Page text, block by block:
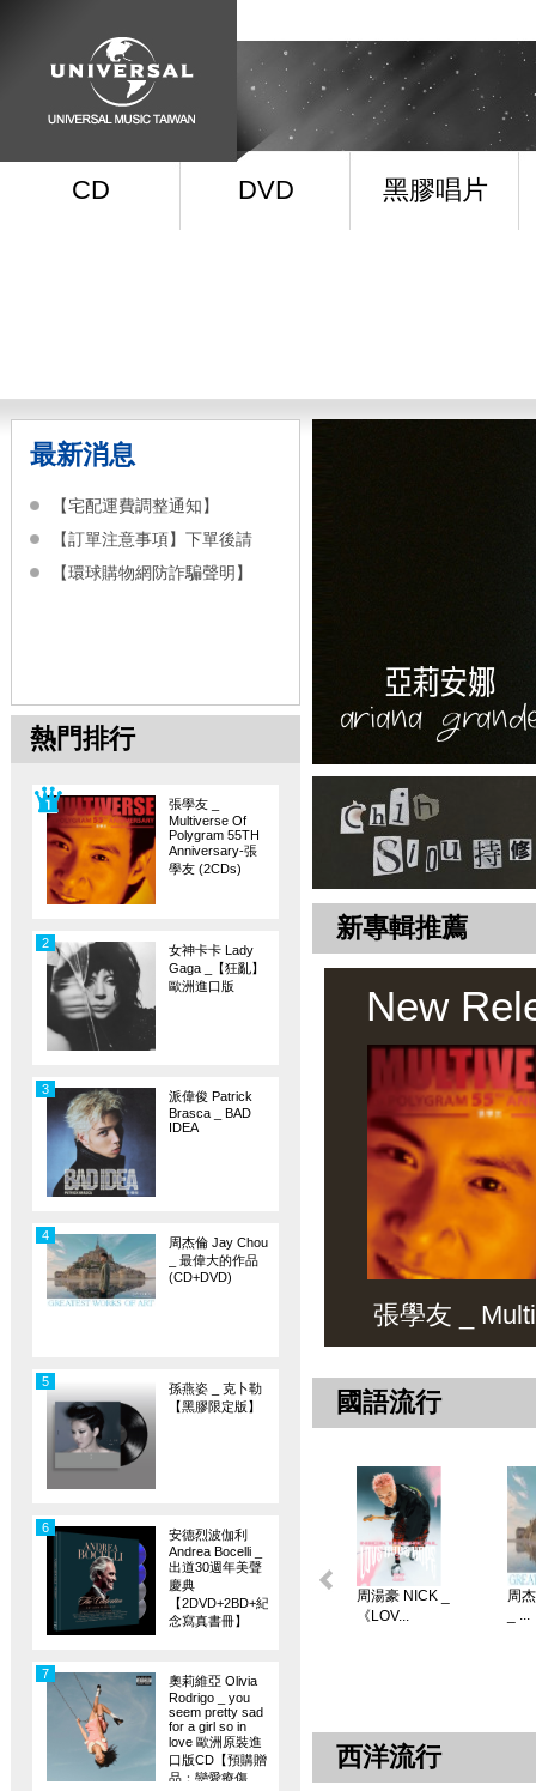
CD DVD 黑膠唱片
最新消息
【宅配運費調整通知】
【訂單注意事項】下單後請
【環球購物網防詐騙聲明】
熱門排行
張學友 _
Multiverse Of
Polygram 55TH
Anniversary-張
學友 (2CDs)
女神卡卡 Lady
Gaga _【狂亂】
歐洲進口版
2
派偉俊 Patrick
Brasca _ BAD
IDEA
3
周杰倫 Jay Chou
_ 最偉大的作品
(CD+DVD)
4
孫燕姿 _ 克卜勒
【黑膠限定版】
5
安德烈波伽利
Andrea Bocelli _
出道30週年美聲
慶典
【2DVD+2BD+紀
念寫真書冊】
6
奧莉維亞 Olivia
Rodrigo _ you
seem pretty sad
for a girl so in
love 歐洲原裝進
口版CD【預購贈
品：戀愛療傷
7
新專輯推薦
New
張學友 _
國語流行
周湯豪 NICK _
《LOV...
周
_ ...
西洋流行